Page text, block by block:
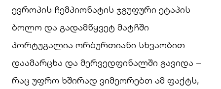
ევროპის ჩემპიონატის ჯგუფური ეტაპის
ბოლო და გადამწყვეტ მატჩში
პორტუგალია ორბურთიანი სხვაობით
დაამარცხა და მერვედფინალში გავიდა –
რაც უფრო ხშირად ვიმეორებთ ამ ფაქტს,